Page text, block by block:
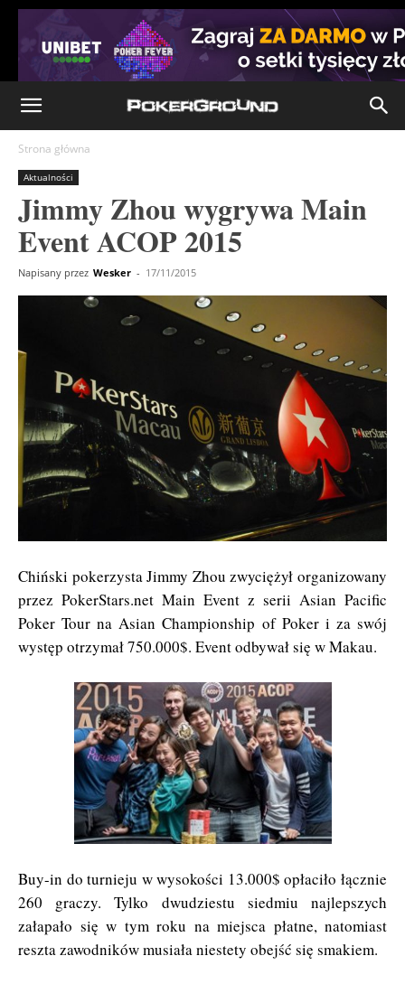
Strona główna
Aktualności
Jimmy Zhou wygrywa Main
Event ACOP 2015
Napisany przez Wesker - 17/11/2015
Chiński pokerzysta Jimmy Zhou zwyciężył organizowany
przez PokerStars.net Main Event z serii Asian Pacific
Poker Tour na Asian Championship of Poker i za swój
występ otrzymał 750.000$. Event odbywał się w Makau.
Buy-in do turnieju w wysokości 13.000$ opłaciło łącznie
260 graczy. Tylko dwudziestu siedmiu najlepszych
załapało się w tym roku na miejsca płatne, natomiast
reszta zawodników musiała niestety obejść się smakiem.